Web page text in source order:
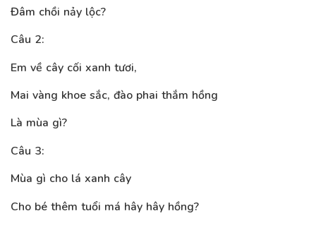
Đâm chồi nảy lộc?
Câu 2:
Em về cây cối xanh tươi,
Mai vàng khoe sắc, đào phai thắm hồng
Là mùa gì?
Câu 3:
Mùa gì cho lá xanh cây
Cho bé thêm tuổi má hây hây hồng?